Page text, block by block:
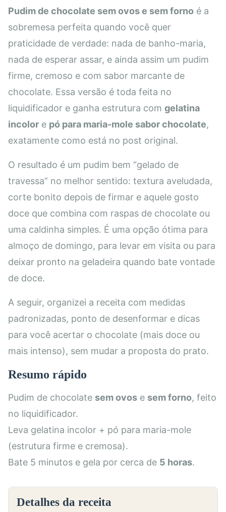
Pudim de chocolate sem ovos e sem forno é a
sobremesa perfeita quando você quer
praticidade de verdade: nada de banho-maria,
nada de esperar assar, e ainda assim um pudim
firme, cremoso e com sabor marcante de
chocolate. Essa versão é toda feita no
liquidificador e ganha estrutura com gelatina
incolor e pó para maria-mole sabor chocolate,
exatamente como está no post original.
O resultado é um pudim bem “gelado de
travessa” no melhor sentido: textura aveludada,
corte bonito depois de firmar e aquele gosto
doce que combina com raspas de chocolate ou
uma caldinha simples. É uma opção ótima para
almoço de domingo, para levar em visita ou para
deixar pronto na geladeira quando bate vontade
de doce.
A seguir, organizei a receita com medidas
padronizadas, ponto de desenformar e dicas
para você acertar o chocolate (mais doce ou
mais intenso), sem mudar a proposta do prato.
Resumo rápido
Pudim de chocolate sem ovos e sem forno, feito
no liquidificador.
Leva gelatina incolor + pó para maria-mole
(estrutura firme e cremosa).
Bate 5 minutos e gela por cerca de 5 horas.
Detalhes da receita